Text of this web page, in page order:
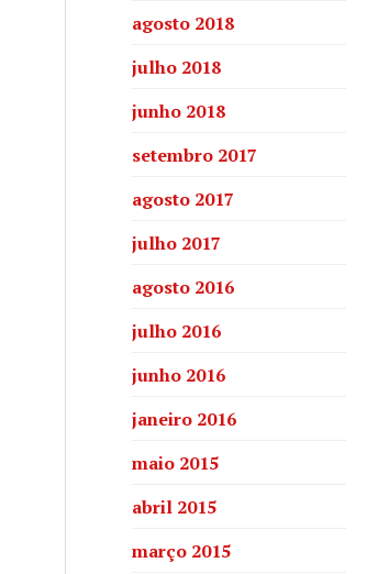
agosto 2018
julho 2018
junho 2018
setembro 2017
agosto 2017
julho 2017
agosto 2016
julho 2016
junho 2016
janeiro 2016
maio 2015
abril 2015
março 2015